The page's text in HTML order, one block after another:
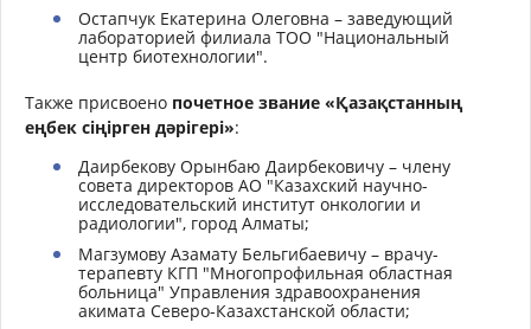
Остапчук Екатерина Олеговна – заведующий
лабораторией филиала ТОО "Национальный
центр биотехнологии".
Также присвоено почетное звание «Қазақстанның
еңбек сіңірген дәрігері»:
Даирбекову Орынбаю Даирбековичу – члену
совета директоров АО "Казахский научно-
исследовательский институт онкологии и
радиологии", город Алматы;
Магзумову Азамату Бельгибаевичу – врачу-
терапевту КГП "Многопрофильная областная
больница" Управления здравоохранения
акимата Северо-Казахстанской области;